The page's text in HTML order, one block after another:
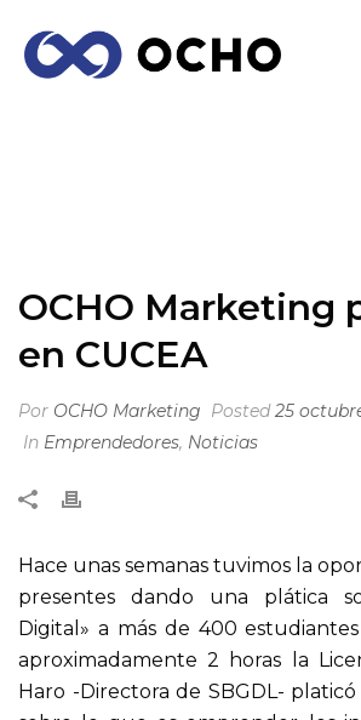
OCHO Marketing
en CUCEA
Por OCHO Marketing Posted25
In Emprendedores, Noticias
Hace unas semanas tuvimos la
presentes dando una plática
Digital» a más de 400
aproximadamente 2 horas la
Haro -Directora de SBGDL-